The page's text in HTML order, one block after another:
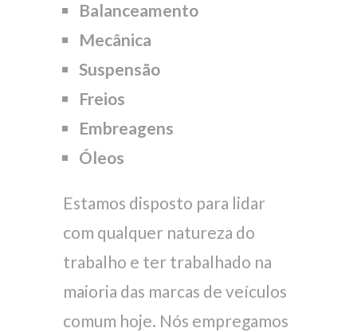
Balanceamento
Mecânica
Suspensão
Freios
Embreagens
Óleos
Estamos disposto para lidar
com qualquer natureza do
trabalho e ter trabalhado na
maioria das marcas de veículos
comum hoje. Nós empregamos